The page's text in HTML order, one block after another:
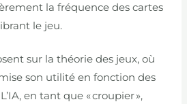
la fréquence des cartes
le jeu.
sur la théorie des jeux, où
son utilité en fonction des
en tant que « croupier »,